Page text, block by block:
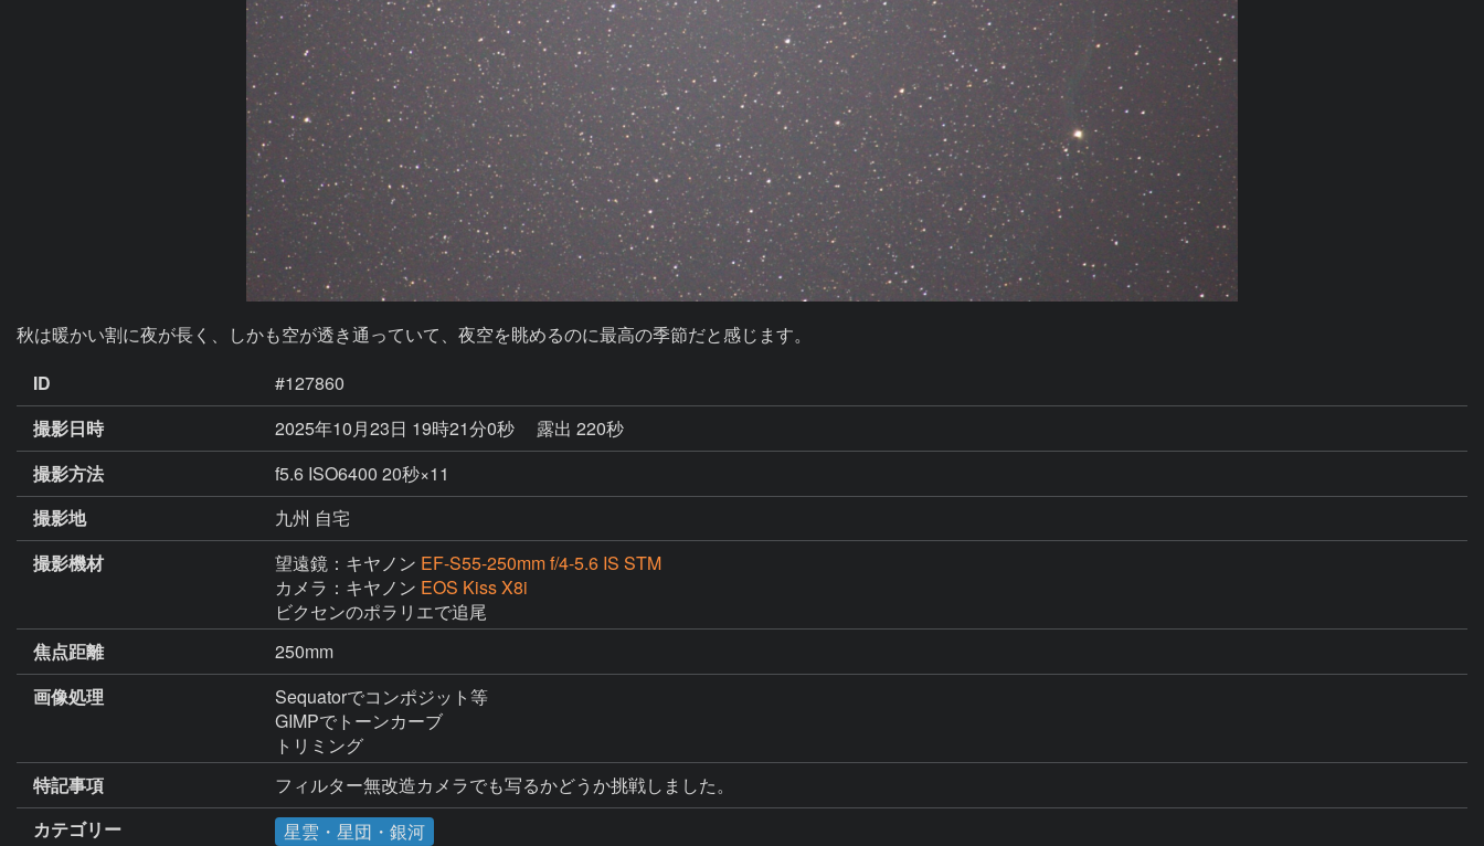
秋は暖かい割に夜が長く、しかも空が透き通っていて、夜空を眺めるのに最高の季節だと感じます。
ID
#127860
撮影日時
2025年10月23日 19時21分0秒
露出 220秒
撮影方法
f5.6 ISO6400 20秒×11
撮影地
九州 自宅
撮影機材
望遠鏡：キヤノン EF-S55-250mm f/4-5.6 IS STM
カメラ：キヤノン EOS Kiss X8i
ビクセンのポラリエで追尾
焦点距離
250mm
画像処理
Sequatorでコンポジット等
GIMPでトーンカーブ
トリミング
特記事項
フィルター無改造カメラでも写るかどうか挑戦しました。
カテゴリー
星雲・星団・銀河